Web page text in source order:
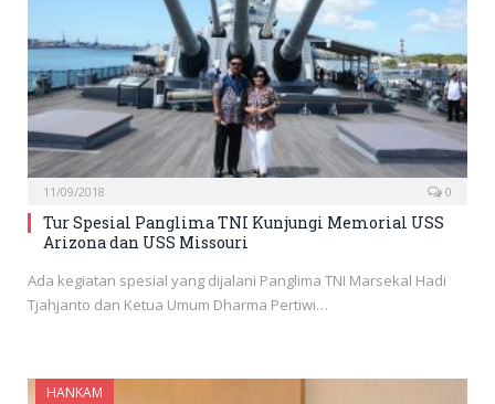
11/09/2018 0
Tur Spesial Panglima TNI Kunjungi Memorial USS
Arizona dan USS Missouri
Ada kegiatan spesial yang dijalani Panglima TNI Marsekal Hadi
Tjahjanto dan Ketua Umum Dharma Pertiwi…
HANKAM